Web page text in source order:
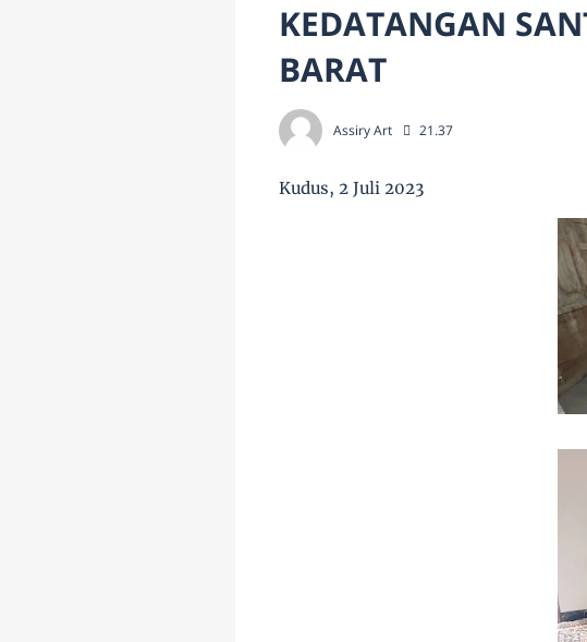
KEDATANGAN
BARAT
Assiry Art 21.37
Kudus, 2 Juli 2023